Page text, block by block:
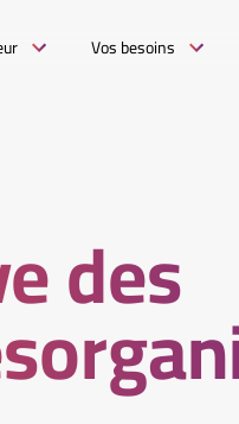
Vos besoins
des